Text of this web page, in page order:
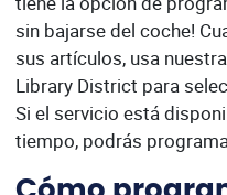
sin bajarse del coche!
sus artículos, usa
Library District para
Si el servicio está
tiempo, podrás